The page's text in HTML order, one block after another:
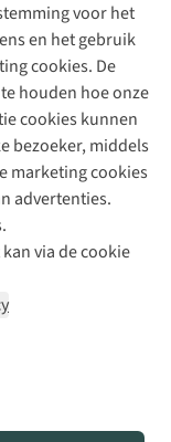
voor het
en het gebruik
cookies. De
houden hoe onze
cookies kunnen
bezoeker, middels
marketing cookies
advertenties.
via de cookie